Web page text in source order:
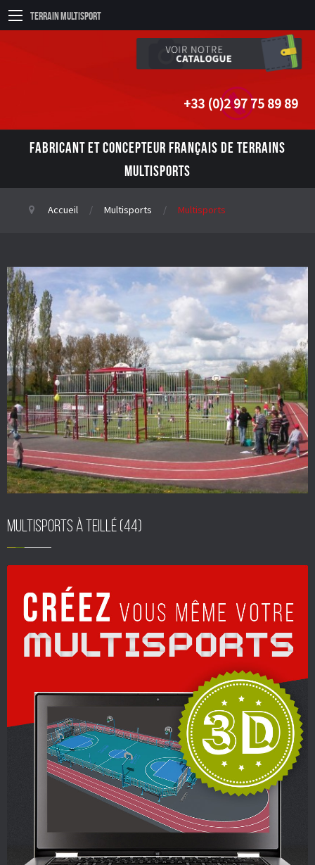
Terrain Multisport
+33 (0)2 97 75 89 89
FABRICANT ET CONCEPTEUR FRANÇAIS DE TERRAINS
MULTISPORTS
Accueil Multisports Multisports
Multisports à Teillé (44)